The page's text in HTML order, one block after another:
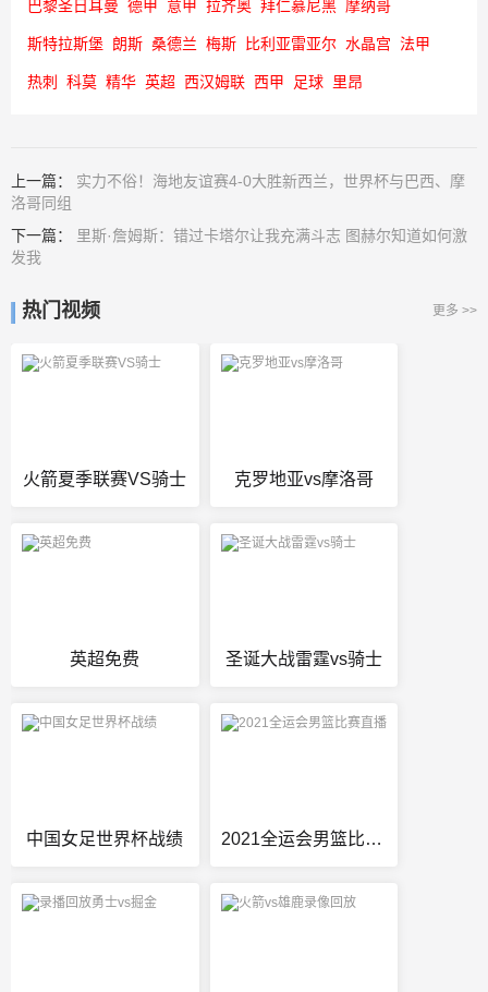
巴黎圣日耳曼 德甲 意甲 拉齐奥 拜仁慕尼黑 摩纳哥
斯特拉斯堡 朗斯 桑德兰 梅斯 比利亚雷亚尔 水晶宫 法甲
热刺 科莫 精华 英超 西汉姆联 西甲 足球 里昂
上一篇： 实力不俗！海地友谊赛4-0大胜新西兰，世界杯与巴西、摩
洛哥同组
下一篇： 里斯·詹姆斯：错过卡塔尔让我充满斗志 图赫尔知道如何激
发我
热门视频 更多 >>
火箭夏季联赛VS骑士 克罗地亚vs摩洛哥
英超免费 圣诞大战雷霆vs骑士
中国女足世界杯战绩 2021全运会男篮比赛直播